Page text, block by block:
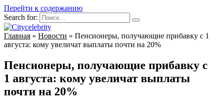
Перейти к содержанию
Search for:
Главная » Новости » Пенсионеры, получающие прибавку с 1
августа: кому увеличат выплаты почти на 20%
Пенсионеры, получающие прибавку с
1 августа: кому увеличат выплаты
почти на 20%